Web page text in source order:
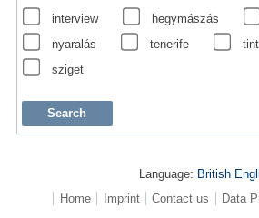
interview
hegymászás
nyaralás
tenerife
sziget
Language: British
Home
Imprint Contact us Data